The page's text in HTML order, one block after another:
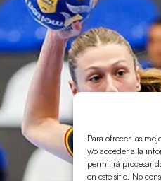
Para ofrecer las
y/o acceder a la
permitirá procesar
en este sitio. No